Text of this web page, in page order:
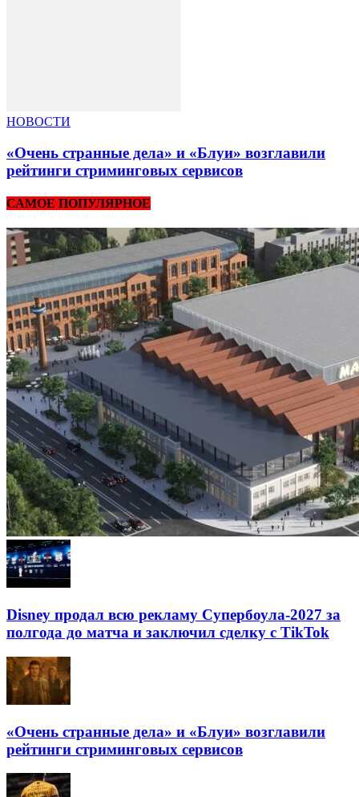
НОВОСТИ
«Очень странные дела» и «Блуи» возглавили
рейтинги стриминговых сервисов
САМОЕ ПОПУЛЯРНОЕ
Disney продал всю рекламу Супербоула-2027 за
полгода до матча и заключил сделку с TikTok
«Очень странные дела» и «Блуи» возглавили
рейтинги стриминговых сервисов